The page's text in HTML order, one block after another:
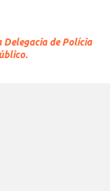
Delegacia de Polícia